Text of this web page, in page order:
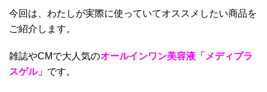
今回は、わたしが実際に使っていてオススメしたい商品を
ご紹介します。
雑誌やCMで大人気のオールインワン美容液「メディプラ
スゲル」 です。